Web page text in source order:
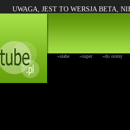
UWAGA, JEST TO WERSJA BETA,
»słabe »super »do oceny